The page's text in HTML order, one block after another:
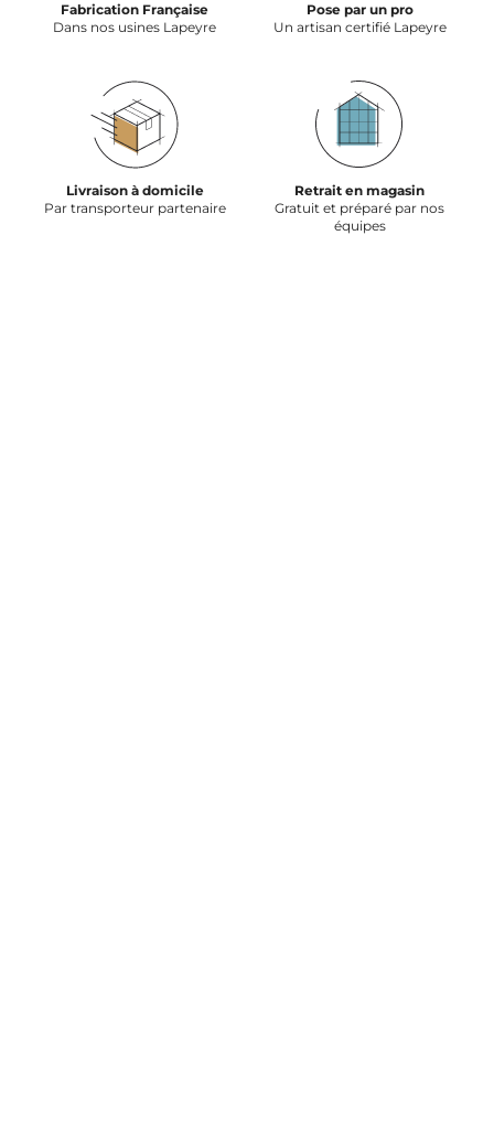
Fabrication Française
Dans nos usines Lapeyre
Pose par un pro
Un artisan certifié Lapeyre
Livraison à domicile
Par transporteur partenaire
Retrait en magasin
Gratuit et préparé par nos
équipes